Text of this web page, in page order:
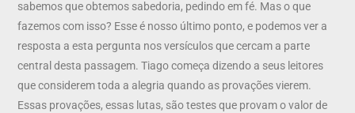
sabemos que obtemos sabedoria, pedindo em fé. Mas o que
fazemos com isso? Esse é nosso último ponto, e podemos ver a
resposta a esta pergunta nos versículos que cercam a parte
central desta passagem. Tiago começa dizendo a seus leitores
que considerem toda a alegria quando as provações vierem.
Essas provações, essas lutas, são testes que provam o valor de